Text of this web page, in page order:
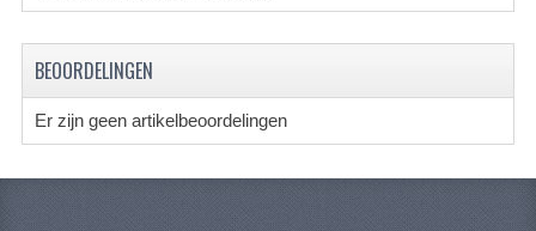
VELGEN & BANDEN
10 INCH VELGEN
BEOORDELINGEN
Er zijn geen artikelbeoordelingen